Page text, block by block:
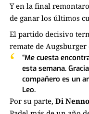
Y en la final
de ganar los últimos
El partido decisivo
remate de
“Me cuesta
esta semana.
compañero es un
Leo.
Por su parte, Di Nenno